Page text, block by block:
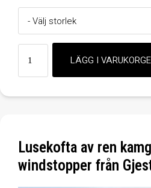
Lusekofta av ren
windstopper från